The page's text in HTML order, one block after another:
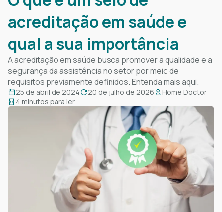
acreditação em saúde e
qual a sua importância
A acreditação em saúde busca promover a qualidade e a
segurança da assistência no setor por meio de
requisitos previamente definidos. Entenda mais aqui.
25 de abril de 2024 20 de julho de 2026
Home Doctor
4 minutos para ler